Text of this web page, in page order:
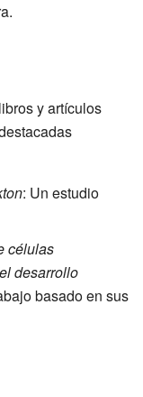
y artículos
: Un estudio
células
desarrollo
basado en sus